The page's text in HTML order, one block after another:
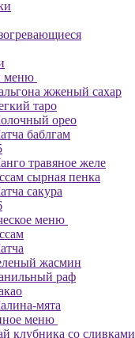
меню
жженый сахар
таро
орео
баблгам
травяное желе
сырная пенка
сакура
меню
жасмин
раф
мята
меню
клубника со сливками